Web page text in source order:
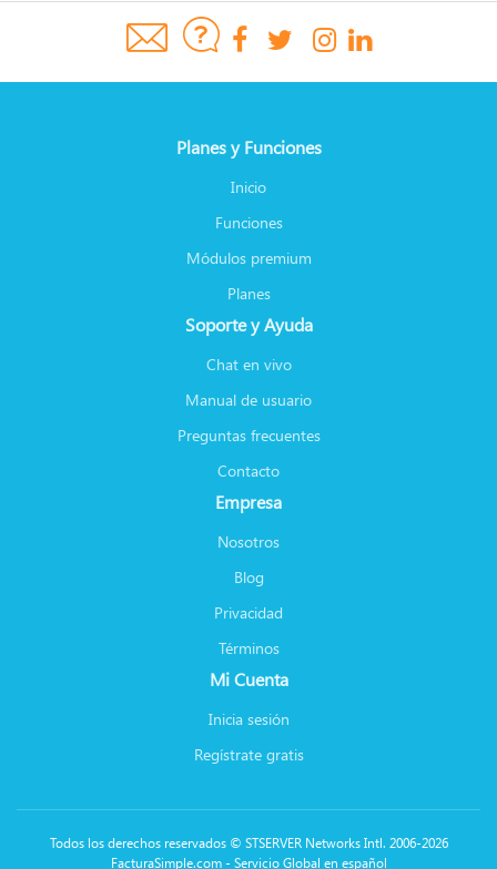
Planes y Funciones
Inicio
Funciones
Módulos premium
Planes
Soporte y Ayuda
Chat en vivo
Manual de usuario
Preguntas frecuentes
Contacto
Empresa
Nosotros
Blog
Privacidad
Términos
Mi Cuenta
Inicia sesión
Regístrate gratis
Todos los derechos reservados © STSERVER Networks Intl. 2006-2026
FacturaSimple.com - Servicio Global en español